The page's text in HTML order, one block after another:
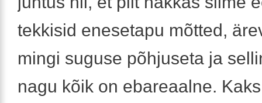
tekkisid enesetapu mõtted,
mingi suguse põhjuseta ja
nagu kõik on ebareaalne.